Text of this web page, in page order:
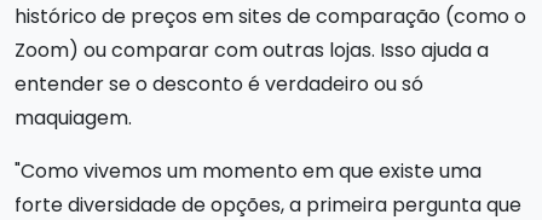
histórico de preços em sites de comparação (como o
Zoom) ou comparar com outras lojas. Isso ajuda a
entender se o desconto é verdadeiro ou só
maquiagem.
"Como vivemos um momento em que existe uma
forte diversidade de opções, a primeira pergunta que